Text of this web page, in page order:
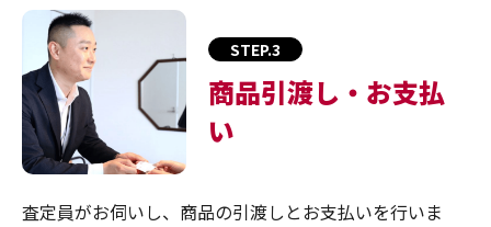
STEP.3
商品引渡し・お支払
い
査定員がお伺いし、商品の引渡しとお支払いを行いま